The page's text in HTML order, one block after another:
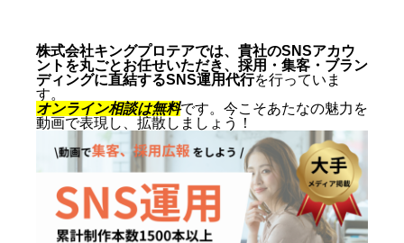
株式会社キングプロテアでは、貴社のSNSアカウ
ントを丸ごとお任せいただき、採用・集客・ブラン
ディングに直結するSNS運用代行を行っていま
す。
オンライン相談は無料です。今こそあたなの魅力を
動画で表現し、拡散しましょう！